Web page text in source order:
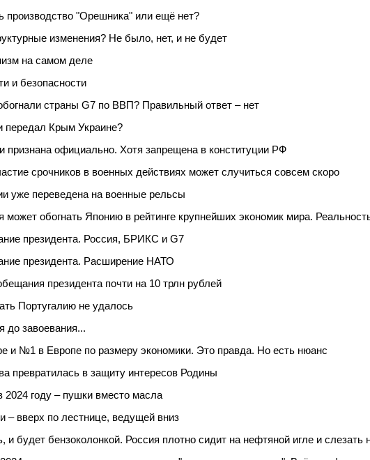
производство "Орешника" или ещё нет?
изменения? Не было, нет, и не будет
на самом деле
и безопасности
страны G7 по ВВП? Правильный ответ – нет
передал Крым Украине?
признана официально. Хотя запрещена в конституции РФ
срочников в военных действиях может случиться совсем скоро
уже переведена на военные рельсы
может обогнать Японию в рейтинге крупнейших экономик мира.
президента. Россия, БРИКС и G7
президента. Расширение НАТО
президента почти на 10 трлн рублей
Португалию не удалось
до завоевания...
и №1 в Европе по размеру экономики. Это правда. Но есть нюанс
превратилась в защиту интересов Родины
2024 году – пушки вместо масла
– вверх по лестнице, ведущей вниз
и будет бензоколонкой. Россия плотно сидит на нефтяной игле и слезать